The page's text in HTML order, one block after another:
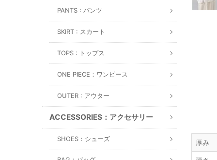
PANTS : パンツ
SKIRT : スカート
TOPS : トップス
ONE PIECE：ワンピース
OUTER : アウター
ACCESSORIES：アクセサリー
SHOES：シューズ 厚み